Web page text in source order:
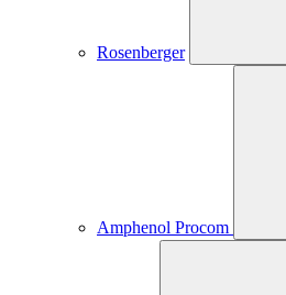
Rosenberger
Amphenol Procom